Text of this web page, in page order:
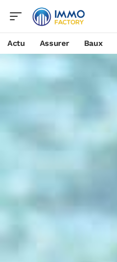
Actu Assurer Baux